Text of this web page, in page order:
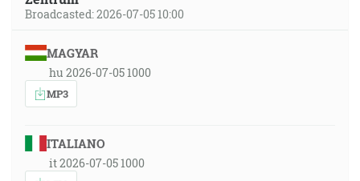
Broadcasted: 2026-07-05 10:00
MAGYAR
hu 2026-07-05 1000
MP3
ITALIANO
it 2026-07-05 1000